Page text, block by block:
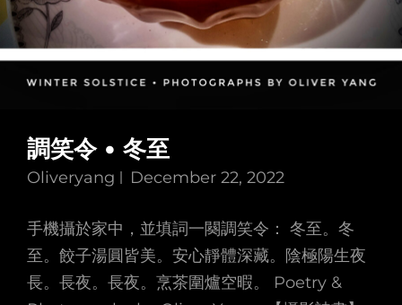
調笑令 • 冬至
Oliveryang December 22, 2022
手機攝於家中，並填詞一闋調笑令： 冬至。冬
至。餃子湯圓皆美。安心靜體深藏。陰極陽生夜
長。長夜。長夜。烹茶圍爐空暇。 Poetry &